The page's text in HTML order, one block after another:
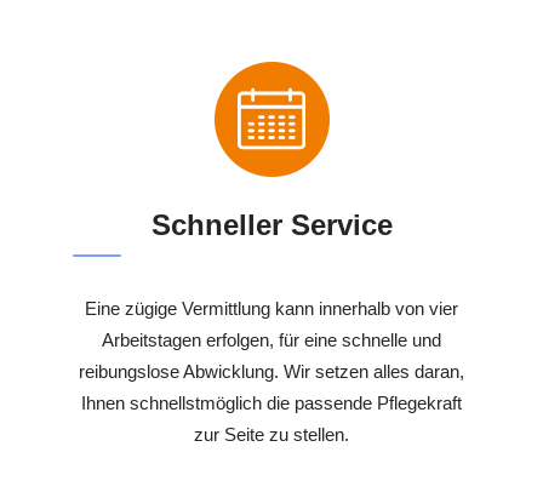
Schneller Service
Eine zügige Vermittlung kann innerhalb von vier
Arbeitstagen erfolgen, für eine schnelle und
reibungslose Abwicklung. Wir setzen alles daran,
Ihnen schnellstmöglich die passende Pflegekraft
zur Seite zu stellen.